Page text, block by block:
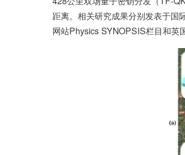
距离。相关研究成果分别发表于国
网站Physics SYNOPSIS栏目和英